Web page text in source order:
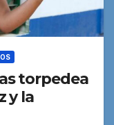
torpedea
y la